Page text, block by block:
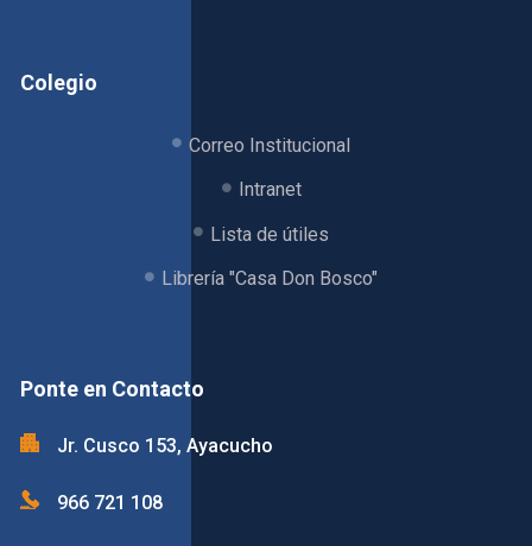
Colegio
Correo Institucional
Intranet
Lista de útiles
Librería "Casa Don Bosco"
Ponte en Contacto
Jr. Cusco 153, Ayacucho
966 721 108